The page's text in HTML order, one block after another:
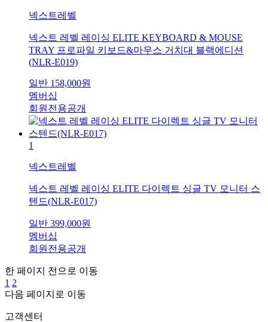
넥스트레벨
넥스트 레벨 레이싱 ELITE KEYBOARD & MOUSE
TRAY 프로파일 키보드&마우스 거치대 블랙에디션
(NLR-E019)
일반 158,000원
멤버십
회원전용공개
1
넥스트레벨
넥스트 레벨 레이싱 ELITE 다이렉트 싱글 TV 모니터 스
텐드(NLR-E017)
일반 399,000원
멤버십
회원전용공개
한 페이지 전으로 이동
1 2
다음 페이지로 이동
고객센터